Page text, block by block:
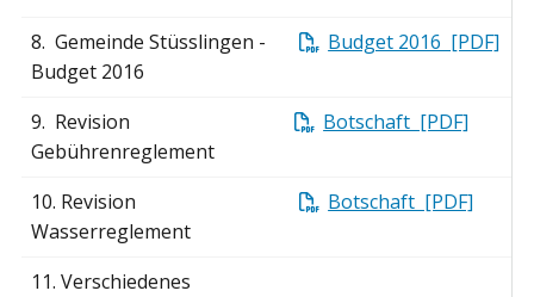
8. Gemeinde Stüsslingen -
Budget 2016
Budget 2016 [PDF]
9. Revision
Gebührenreglement
Botschaft [PDF]
10. Revision
Wasserreglement
Botschaft [PDF]
11. Verschiedenes